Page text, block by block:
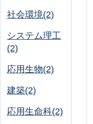
社会環境(2)
システム理工
(2)
応用生物(2)
建築(2)
応用生命科(2)